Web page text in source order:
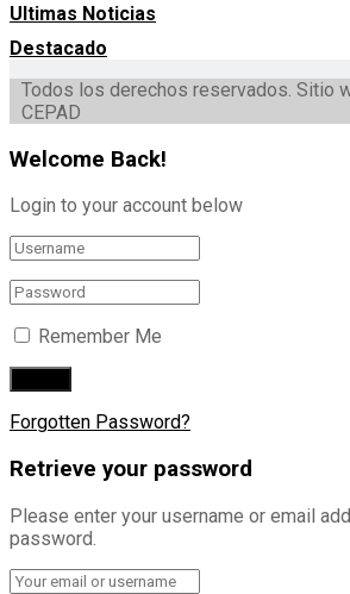
Ultimas Noticias
Destacado
Todos los derechos reservados. Sitio
CEPAD
Welcome Back!
Login to your account below
Remember Me
Forgotten Password?
Retrieve your password
Please enter your username or email
password.